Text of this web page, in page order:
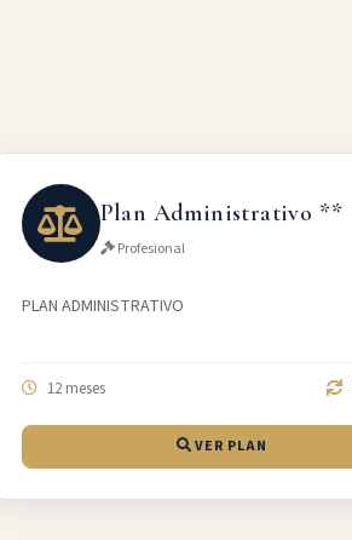
Plan Administrativo **
Profesional
PLAN ADMINISTRATIVO
12 meses
VER PLAN